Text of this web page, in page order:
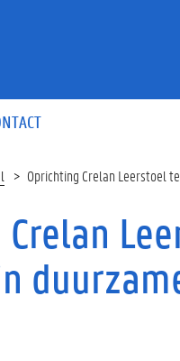
Oprichting Crelan Leerstoel